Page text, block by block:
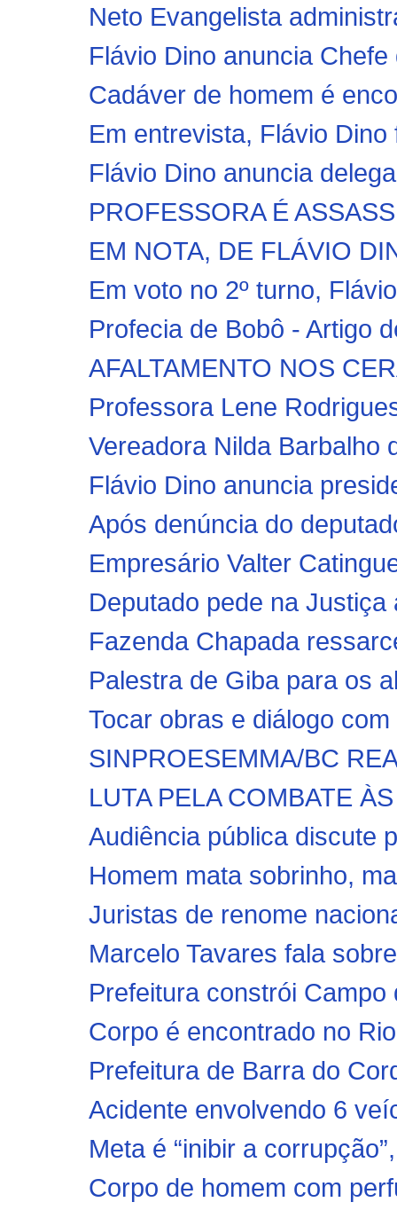
Neto Evangelista
Flávio Dino anuncia
Cadáver de homem é
Em entrevista, Flávio
Flávio Dino anuncia
PROFESSORA É
EM NOTA, DE FLÁVIO
Em voto no 2º turno,
Profecia de Bobô - Artigo
Professora Lene
Vereadora Nilda Barbalho
Flávio Dino anuncia
Após denúncia do
Empresário Valter
Deputado pede na
Fazenda Chapada
Palestra de Giba para os
Tocar obras e diálogo
SINPROESEMMA/BC
LUTA PELA COMBATE
Audiência pública discute
Homem mata sobrinho,
Juristas de renome
Marcelo Tavares fala
Prefeitura constrói
Corpo é encontrado no
Prefeitura de Barra do
Acidente envolvendo 6
Meta é “inibir a
Corpo de homem com